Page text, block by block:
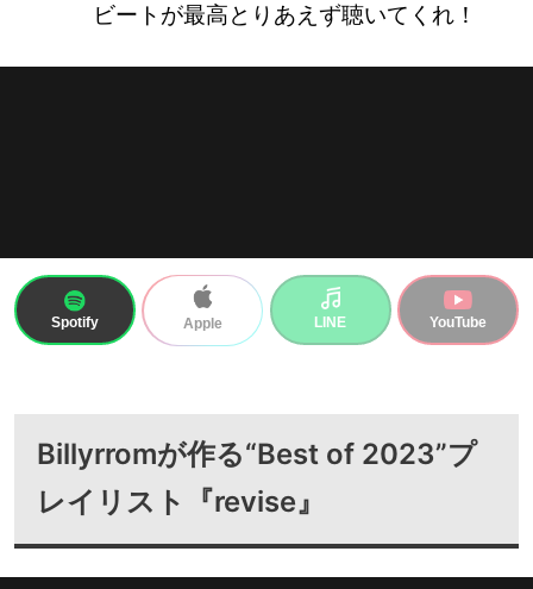
ビートが最高とりあえず聴いてくれ！
Spotify Apple LINE YouTube
Billyrromが作る“Best of 2023”プ
レイリスト『revise』